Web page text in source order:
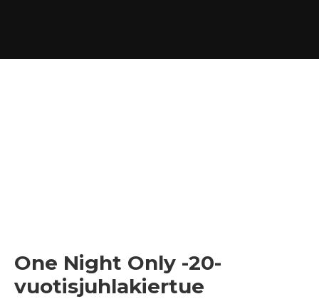
One Night Only -20-
vuotisjuhlakiertue